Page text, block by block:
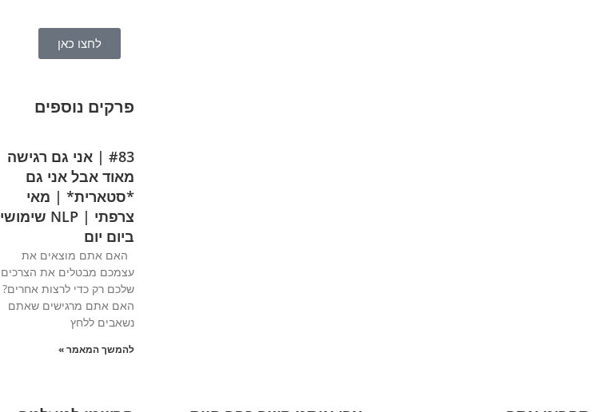
לחצו כאן
פרקים נוספים
#83 | אני גם רגישה
מאוד אבל אני גם
*סטארית* | מאי
צרפתי | NLP שימושי
ביום יום
האם אתם מוצאים את
עצמכם מבטלים את הצרכים
שלכם רק כדי לרצות אחרים?
האם אתם מרגישים שאתם
נשאבים ללחץ
להמשך המאמר »